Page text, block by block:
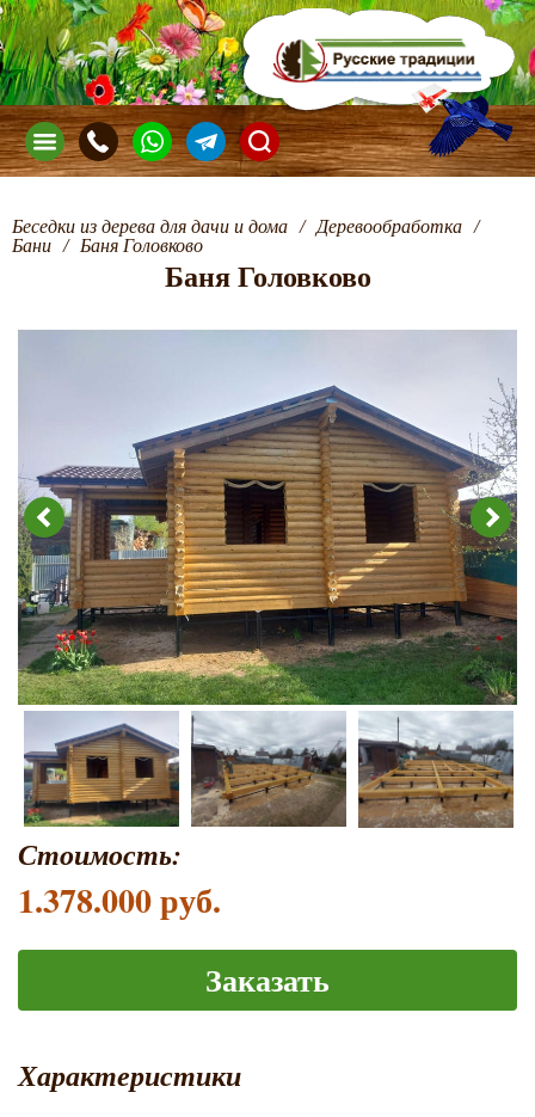
Беседки из дерева для дачи и дома / Деревообработка /
Бани / Баня Головково
Баня Головково
Стоимость:
1.378.000 руб.
Заказать
Характеристики